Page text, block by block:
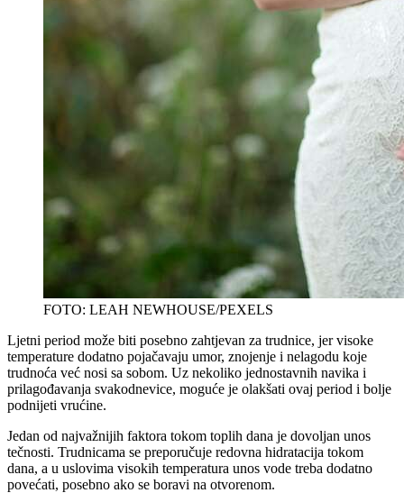
FOTO: LEAH NEWHOUSE/PEXELS
Ljetni period može biti posebno zahtjevan za trudnice, jer visoke
temperature dodatno pojačavaju umor, znojenje i nelagodu koje
trudnoća već nosi sa sobom. Uz nekoliko jednostavnih navika i
prilagođavanja svakodnevice, moguće je olakšati ovaj period i bolje
podnijeti vrućine.
Jedan od najvažnijih faktora tokom toplih dana je dovoljan unos
tečnosti. Trudnicama se preporučuje redovna hidratacija tokom
dana, a u uslovima visokih temperatura unos vode treba dodatno
povećati, posebno ako se boravi na otvorenom.